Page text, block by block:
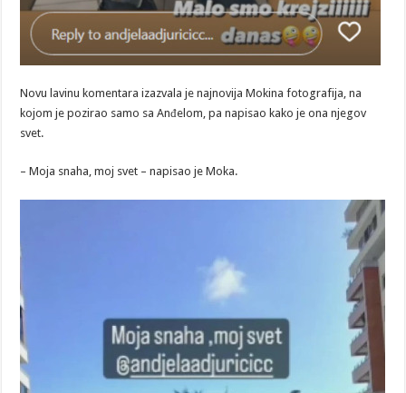
Novu lavinu komentara izazvala je najnovija Mokina fotografija, na
kojom je pozirao samo sa Anđelom, pa napisao kako je ona njegov
svet.
– Moja snaha, moj svet – napisao je Moka.